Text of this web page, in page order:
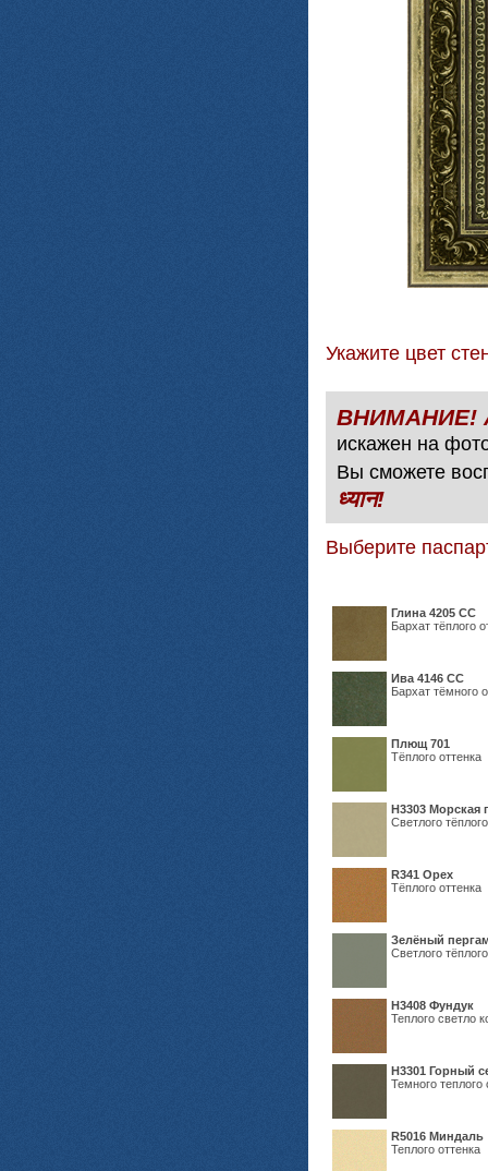
Укажите цвет
искажен на
Вы сможете
ध्यान!
Выберите
Глина 4205 СС
Бархат тёплого
Ива 4146 СС
Бархат тёмного
Плющ 701
Тёплого оттенка
H3303 Морская
Светлого
R341 Орех
Тёплого оттенка
Зелёный
Светлого
Н3408 Фундук
Теплого светло
Н3301 Горный
Темного теплого
R5016 Миндаль
Теплого оттенка